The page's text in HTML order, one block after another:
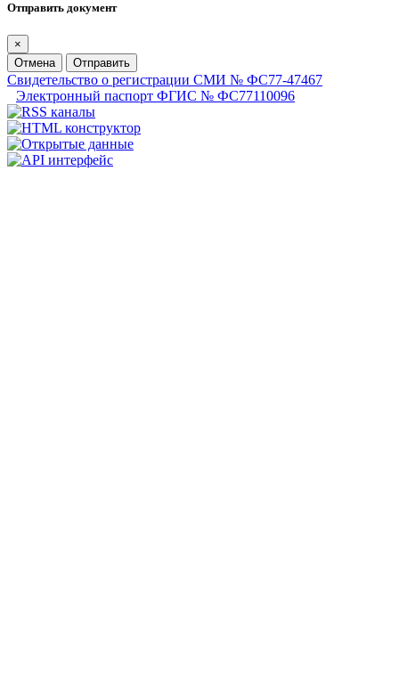
Отправить документ
×
Отмена
Отправить
Свидетельство о регистрации СМИ № ФС77-47467
Электронный паспорт ФГИС № ФС77110096